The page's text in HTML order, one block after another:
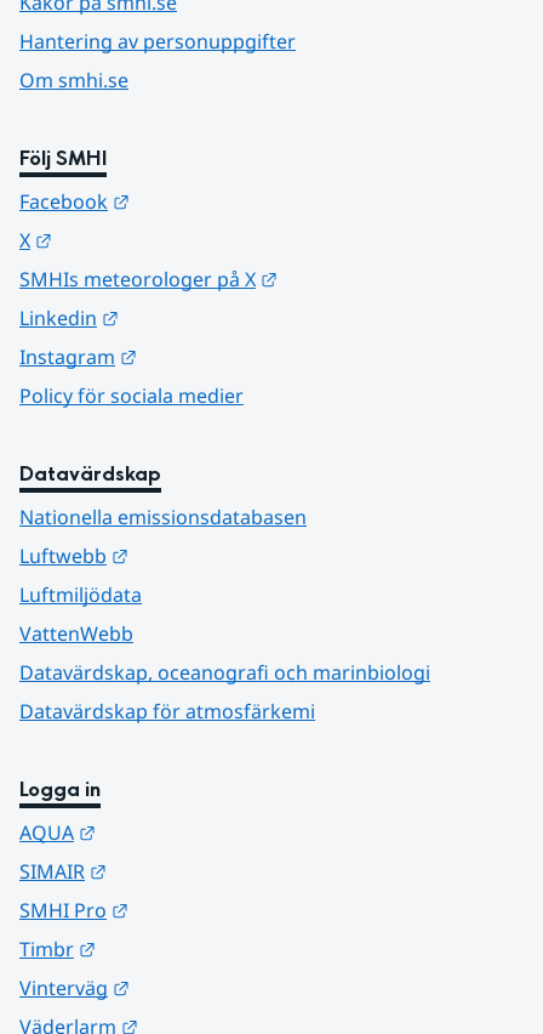
Hantering av personuppgifter
Om smhi.se
Följ SMHI
Facebook
X
SMHIs meteorologer på X
Linkedin
Instagram
Policy för sociala medier
Datavärdskap
Nationella emissionsdatabasen
Luftwebb
Luftmiljödata
VattenWebb
Datavärdskap, oceanografi och marinbiologi
Datavärdskap för atmosfärkemi
Logga in
AQUA
SIMAIR
SMHI Pro
Timbr
Vinterväg
Väderlarm